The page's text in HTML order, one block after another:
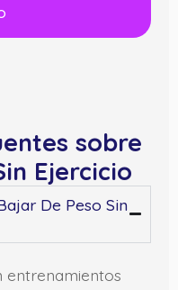
sobre
Ejercicio
De Peso Sin
entrenamientos